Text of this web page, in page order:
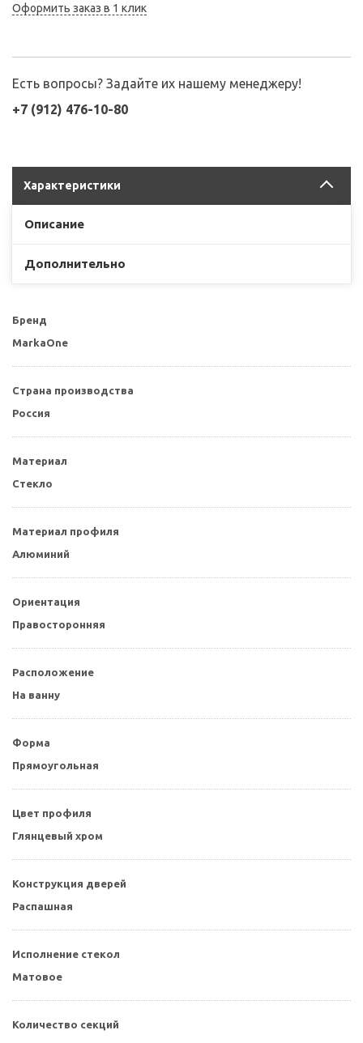
Оформить заказ в 1 клик
Есть вопросы? Задайте их нашему менеджеру!
+7 (912) 476-10-80
Характеристики
Описание
Дополнительно
Бренд
MarkaOne
Страна производства
Россия
Материал
Стекло
Материал профиля
Алюминий
Ориентация
Правосторонняя
Расположение
На ванну
Форма
Прямоугольная
Цвет профиля
Глянцевый хром
Конструкция дверей
Распашная
Исполнение стекол
Матовое
Количество секций